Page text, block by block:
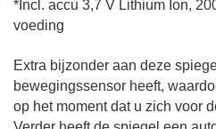
*Incl. accu 3,7 V Lithium Ion,
voeding
Extra bijzonder aan deze
bewegingssensor heeft,
op het moment dat u zich voor